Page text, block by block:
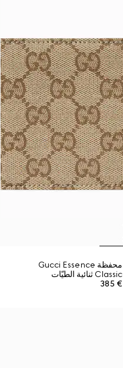
محفظة Gucci Essence
Classic ثنائية الطيّات
€ 385